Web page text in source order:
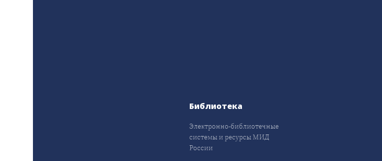
Библиотека
Электронно-библиотечные
системы и ресурсы МИД
России